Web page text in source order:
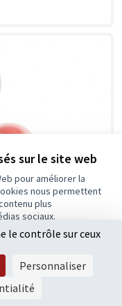
sur le site web
pour améliorer la
nous permettent
plus
sociaux.
essentiels
Retenue
le contrôle sur ceux
Personnaliser